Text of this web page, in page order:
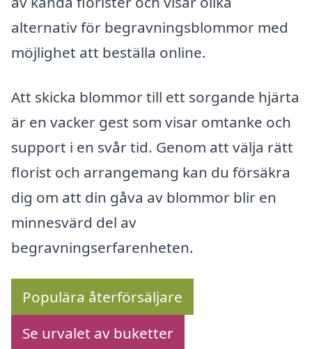
alternativ för begravningsblommor med
möjlighet att beställa online.
Att skicka blommor till ett sorgande hjärta
är en vacker gest som visar omtanke och
support i en svår tid. Genom att välja rätt
florist och arrangemang kan du försäkra
dig om att din gåva av blommor blir en
minnesvärd del av
begravningserfarenheten.
Populära återförsäljare
Se urvalet av buketter